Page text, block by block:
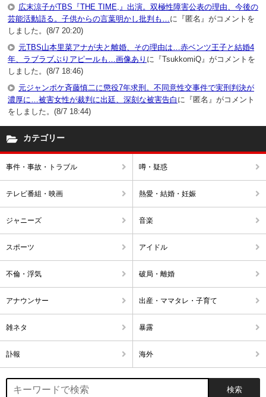
広末涼子がTBS『THE TIME,』出演。双極性障害公表の理由、今後の
芸能活動語る。子供からの言葉明かし批判も… に『匿名』がコメントを
しました。(8/7 20:20)
元TBS山本里菜アナが夫と離婚、その理由は…赤ベンツ王子と結婚4
年、ラブラブぶりアピールも…画像あり に『TsukkomiQ』がコメントを
しました。(8/7 18:46)
元ジャンポケ斉藤慎二に懲役7年求刑。不同意性交事件で実刑判決が
濃厚に…被害女性が裁判に出廷、深刻な被害告白 に『匿名』がコメント
をしました。(8/7 18:44)
カテゴリー
事件・事故・トラブル 噂・疑惑
テレビ番組・映画 熱愛・結婚・妊娠
ジャニーズ 音楽
スポーツ アイドル
不倫・浮気 破局・離婚
アナウンサー 出産・ママタレ・子育て
雑ネタ 暴露
訃報 海外